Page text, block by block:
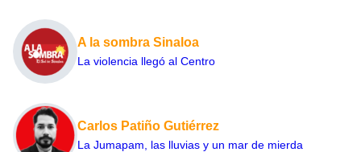
A la sombra Sinaloa
La violencia llegó al Centro
Carlos Patiño Gutiérrez
La Jumapam, las lluvias y un mar de mierda